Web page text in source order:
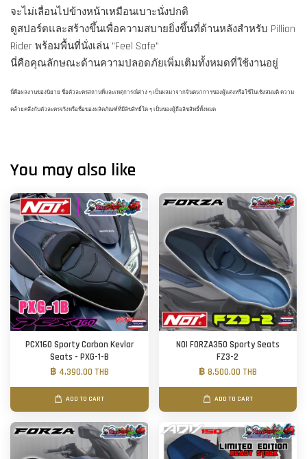
จะไม่เลื่อนไปข้างหน้าเหมือนเบาะนั่งปกติ
ดูสปอร์ตและสร้างขึ้นเพื่อความสบายยิ่งขึ้นที่ด้านหลังสำหรับ Pillion
Rider พร้อมพื้นที่นั่งเล่น "Feel Safe"
นี่คือคุณลักษณะด้านความปลอดภัยเพิ่มเติมทั้งหมดที่ใช้งานอยู่
นี่คือผลงานของนิยาย ชื่อตัวละครสถานที่และเหตุการณ์ต่าง ๆ เป็นผลมาจากจินตนาการของผู้แต่งหรือใช้ในเชิงสมมติ ความ
คล้ายคลึงกับตัวละครจริงหรือชื่อของผลิตภัณฑ์ที่มีลิขสิทธิ์ใด ๆ เป็นของผู้ถือลิขสิทธิ์ทั้งหมด
You may also like
PCX160 Sporty Carbon Kevlar
Seats - PXG-1-B
฿ 4,390.00 THB
ADD TO CART
NOI FORZA350 Sporty Seats
FZ3-2
฿ 8,500.00 THB
ADD TO CART